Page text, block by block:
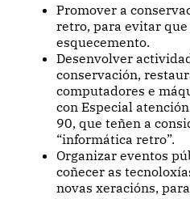
Promover a
retro, para evitar que
esquecemento.
Desenvolver
conservación,
computadores e
con Especial
90, que teñen a
“informática retro”.
Organizar eventos
coñecer as
novas xeracións,